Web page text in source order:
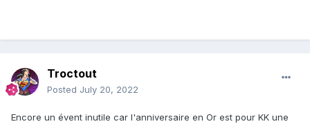
Troctout
Posted July 20, 2022
Encore un évent inutile car l'anniversaire en Or est pour KK une